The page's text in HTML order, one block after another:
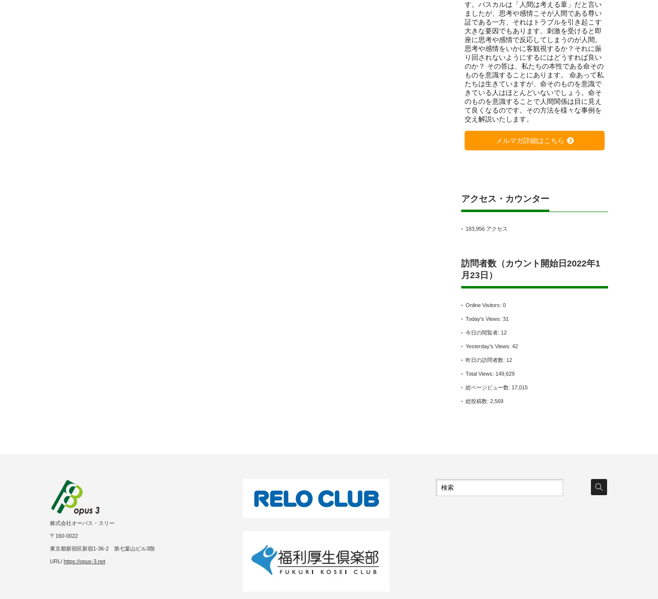
す。パスカルは「人間は考える葦」だと言い
ましたが、思考や感情こそが人間である尊い
証である一方、それはトラブルを引き起こす
大きな要因でもあります。刺激を受けると即
座に思考や感情で反応してしまうのが人間。
思考や感情をいかに客観視するか？それに振
り回されないようにするにはどうすれば良い
のか？ その答は、私たちの本性である命その
ものを意識することにあります。 命あって私
たちは生きていますが、命そのものを意識で
きている人はほとんどいないでしょう。命そ
のものを意識することで人間関係は目に見え
て良くなるのです。その方法を様々な事例を
交え解説いたします。
メルマガ詳細はこちら
アクセス・カウンター
183,956 アクセス
訪問者数（カウント開始日2022年1
月23日）
Online Visitors: 0
Today's Views: 31
今日の閲覧者: 12
Yesterday's Views: 42
昨日の訪問者数: 12
Total Views: 149,629
総ページビュー数: 17,015
総投稿数: 2,569
株式会社オーパス・スリー
〒160-0022
東京都新宿区新宿1-36-2 第七葉山ビル3階
URL/ https://opus-3.net